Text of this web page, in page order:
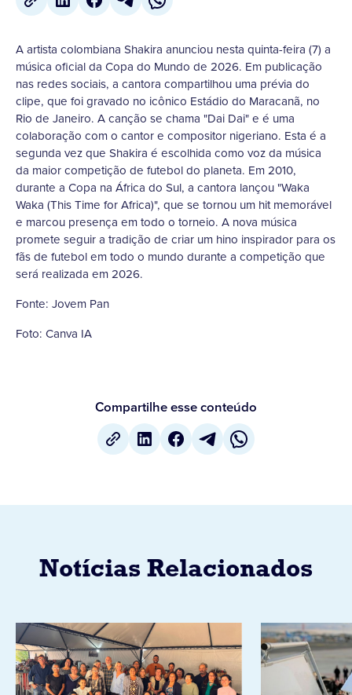
A artista colombiana Shakira anunciou nesta quinta-feira (7) a
música oficial da Copa do Mundo de 2026. Em publicação
nas redes sociais, a cantora compartilhou uma prévia do
clipe, que foi gravado no icônico Estádio do Maracanã, no
Rio de Janeiro. A canção se chama "Dai Dai" e é uma
colaboração com o cantor e compositor nigeriano. Esta é a
segunda vez que Shakira é escolhida como voz da música
da maior competição de futebol do planeta. Em 2010,
durante a Copa na África do Sul, a cantora lançou "Waka
Waka (This Time for Africa)", que se tornou um hit memorável
e marcou presença em todo o torneio. A nova música
promete seguir a tradição de criar um hino inspirador para os
fãs de futebol em todo o mundo durante a competição que
será realizada em 2026.
Fonte: Jovem Pan
Foto: Canva IA
Compartilhe esse conteúdo
Notícias Relacionados